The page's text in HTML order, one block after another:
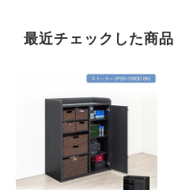
最近チェックした商品